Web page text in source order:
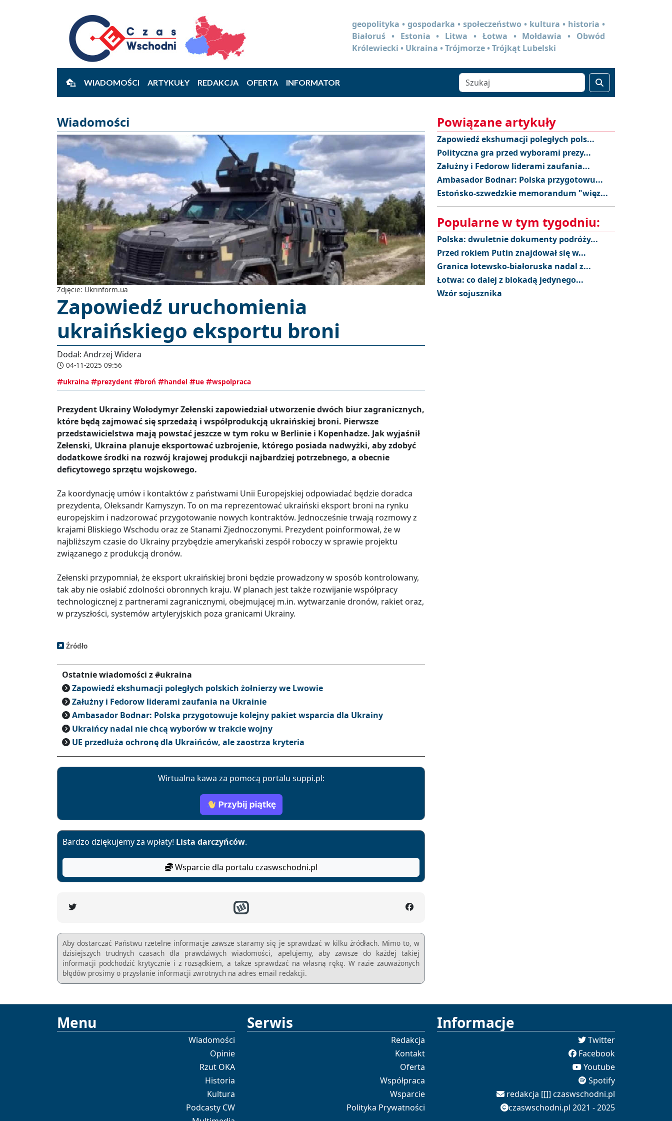
geopolityka • gospodarka • społeczeństwo • kultura • historia •
Białoruś • Estonia • Litwa • Łotwa • Mołdawia • Obwód
Królewiecki • Ukraina • Trójmorze • Trójkąt Lubelski
WIADOMOŚCI ARTYKUŁY REDAKCJA OFERTA INFORMATOR
Wiadomości
Zdjęcie: Ukrinform.ua
Zapowiedź uruchomienia
ukraińskiego eksportu broni
Dodał: Andrzej Widera
04-11-2025 09:56
ukraina
prezydent broń handel ue wspolpraca
Prezydent Ukrainy Wołodymyr Zełenski zapowiedział utworzenie dwóch biur zagranicznych,
które będą zajmować się sprzedażą i współprodukcją ukraińskiej broni. Pierwsze
przedstawicielstwa mają powstać jeszcze w tym roku w Berlinie i Kopenhadze. Jak wyjaśnił
Zełenski, Ukraina planuje eksportować uzbrojenie, którego posiada nadwyżki, aby zdobyć
dodatkowe środki na rozwój krajowej produkcji najbardziej potrzebnego, a obecnie
deficytowego sprzętu wojskowego.
Za koordynację umów i kontaktów z państwami Unii Europejskiej odpowiadać będzie doradca
prezydenta, Ołeksandr Kamyszyn. To on ma reprezentować ukraiński eksport broni na rynku
europejskim i nadzorować przygotowanie nowych kontraktów. Jednocześnie trwają rozmowy z
krajami Bliskiego Wschodu oraz ze Stanami Zjednoczonymi. Prezydent poinformował, że w
najbliższym czasie do Ukrainy przybędzie amerykański zespół roboczy w sprawie projektu
związanego z produkcją dronów.
Zełenski przypomniał, że eksport ukraińskiej broni będzie prowadzony w sposób kontrolowany,
tak aby nie osłabić zdolności obronnych kraju. W planach jest także rozwijanie współpracy
technologicznej z partnerami zagranicznymi, obejmującej m.in. wytwarzanie dronów, rakiet oraz,
w przyszłości, systemów artyleryjskich poza granicami Ukrainy.
Źródło
Ostatnie wiadomości z #ukraina
Zapowiedź ekshumacji poległych polskich żołnierzy we Lwowie
Załużny i Fedorow liderami zaufania na Ukrainie
Ambasador Bodnar: Polska przygotowuje kolejny pakiet wsparcia dla Ukrainy
Ukraińcy nadal nie chcą wyborów w trakcie wojny
UE przedłuża ochronę dla Ukraińców, ale zaostrza kryteria
Wirtualna kawa za pomocą portalu suppi.pl:
Bardzo dziękujemy za wpłaty! Lista darczyńców.
Wsparcie dla portalu czaswschodni.pl
Aby dostarczać Państwu rzetelne informacje zawsze staramy się je sprawdzać w kilku źródłach. Mimo to, w
dzisiejszych trudnych czasach dla prawdziwych wiadomości, apelujemy, aby zawsze do każdej takiej
informacji podchodzić krytycznie i z rozsądkiem, a takze sprawdzać na własną rękę. W razie zauważonych
błędów prosimy o przysłanie informacji zwrotnych na adres email redakcji.
Powiązane artykuły
Zapowiedź ekshumacji poległych pols...
Polityczna gra przed wyborami prezy...
Załużny i Fedorow liderami zaufania...
Ambasador Bodnar: Polska przygotowu...
Estońsko-szwedzkie memorandum "więz...
Popularne w tym tygodniu:
Polska: dwuletnie dokumenty podróży...
Przed rokiem Putin znajdował się w...
Granica łotewsko-białoruska nadal z...
Łotwa: co dalej z blokadą jedynego...
Wzór sojusznika
Menu
Wiadomości
Opinie
Rzut OKA
Historia
Kultura
Podcasty CW
Serwis
Redakcja
Kontakt
Oferta
Współpraca
Wsparcie
Polityka Prywatności
Informacje
Twitter
Facebook
Youtube
Spotify
redakcja [[]] czaswschodni.pl
czaswschodni.pl 2021 - 2025